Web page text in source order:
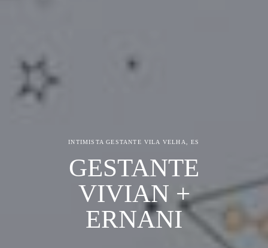
INTIMISTA GESTANTE VILA VELHA, ES
GESTANTE
VIVIAN +
ERNANI